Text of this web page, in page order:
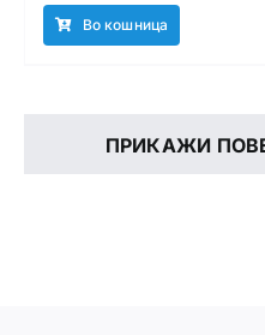
Во кошница
ПРИКАЖИ